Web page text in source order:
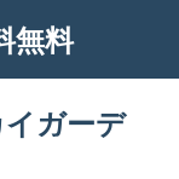
無料
ガーデ